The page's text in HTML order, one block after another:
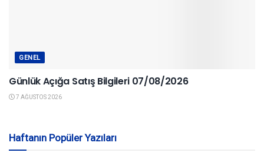
GENEL
Günlük Açığa Satış Bilgileri 07/08/2026
7 AĞUSTOS 2026
Haftanın Popüler Yazıları